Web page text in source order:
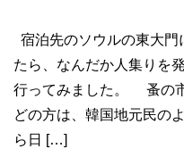
宿泊先のソウルの東大
たら、なんだか人集りを
行ってみました。 蚤の
どの方は、韓国地元民の
ら日 […]